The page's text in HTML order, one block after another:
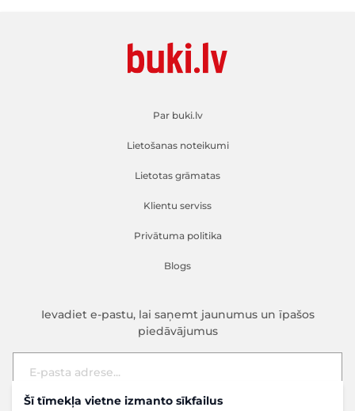
Šī tīmekļa vietne izmanto sīkfailus
Par buki.lv
Lietošanas noteikumi
Lietotas grāmatas
Klientu serviss
Privātuma politika
Blogs
Ievadiet e-pastu, lai saņemt jaunumus un īpašos
piedāvājumus
E-pasta adrese